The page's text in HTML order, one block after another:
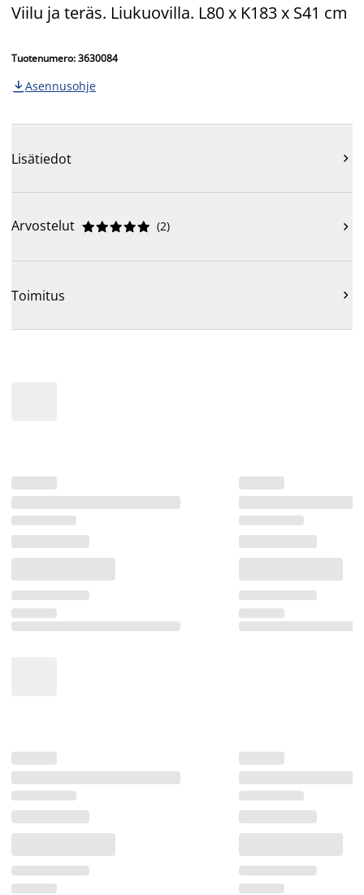
Viilu ja teräs. Liukuovilla. L80 x K183 x S41 cm
Tuotenumero: 3630084
 Asennusohje
Lisätiedot 
Arvostelut 




 (2) 
Toimitus 